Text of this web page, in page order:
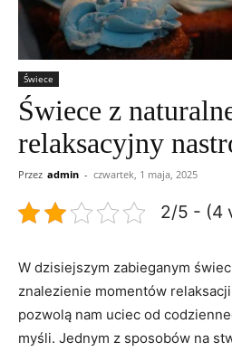
Świece
Świece z
relaksacyjny
Przez admin - czwartek, 1 maja, 2025
2/5 - (4
W dzisiejszym ⁤zabieganym
znalezienie momentów
pozwolą nam uciec od
myśli. ‌Jednym ​z sposobów ‍na